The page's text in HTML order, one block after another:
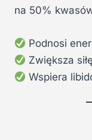
na 50%
Podnosi
Zwiększa
Wspiera